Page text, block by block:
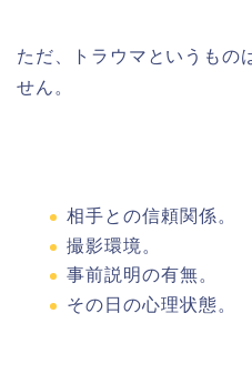
ただ、トラウマというもの
せん。
相手との信頼関係。
撮影環境。
事前説明の有無。
その日の心理状態。